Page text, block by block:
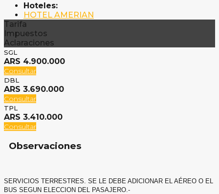
Hoteles:
HOTEL AMERIAN
Tarifa
Impuestos
Aclaraciones
SGL
ARS 4.900.000
Consultar
DBL
ARS 3.690.000
Consultar
TPL
ARS 3.410.000
Consultar
Observaciones
SERVICIOS TERRESTRES. SE LE DEBE ADICIONAR EL AÉREO O EL
BUS SEGUN ELECCION DEL PASAJERO.-